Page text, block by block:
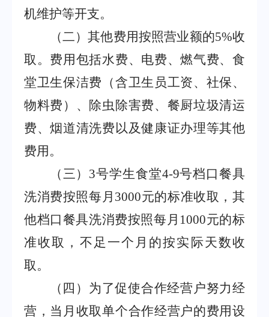
机维护等开支。
（二）其他费用按照营业额的5%收
取。费用包括水费、电费、燃气费、食
堂卫生保洁费（含卫生员工资、社保、
物料费）、除虫除害费、餐厨垃圾清运
费、烟道清洗费以及健康证办理等其他
费用 。
（三） 3号学生食堂4-9号档口餐具
洗消费按照每月 3000元的标准收取，其
他档口餐具洗消费按照每月 1000元的标
准收取，不足一个月的按实际天数收
取。
（四）为了促使合作经营户努力经
营，当月收取单个合作经营户的费用设